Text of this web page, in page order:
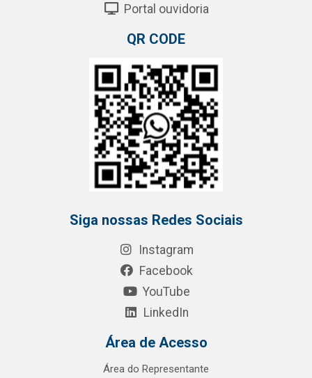
Portal ouvidoria
QR CODE
Siga nossas Redes Sociais
Instagram
Facebook
YouTube
LinkedIn
Área de Acesso
Área do Representante